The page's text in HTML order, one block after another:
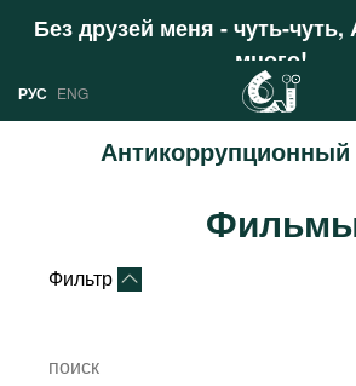
Без друзей меня - чуть-
много!
Поддержать
РУС ENG
Антикоррупционный
Ресурсы
Фильтр